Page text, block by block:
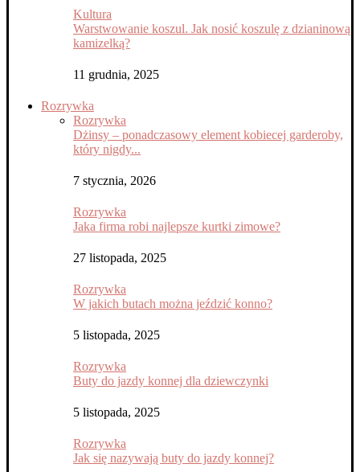
Kultura
Warstwowanie koszul. Jak nosić koszulę z dzianinową
kamizelką?
11 grudnia, 2025
Rozrywka
Rozrywka
Dżinsy – ponadczasowy element kobiecej garderoby,
który nigdy...
7 stycznia, 2026
Rozrywka
Jaka firma robi najlepsze kurtki zimowe?
27 listopada, 2025
Rozrywka
W jakich butach można jeździć konno?
5 listopada, 2025
Rozrywka
Buty do jazdy konnej dla dziewczynki
5 listopada, 2025
Rozrywka
Jak się nazywają buty do jazdy konnej?